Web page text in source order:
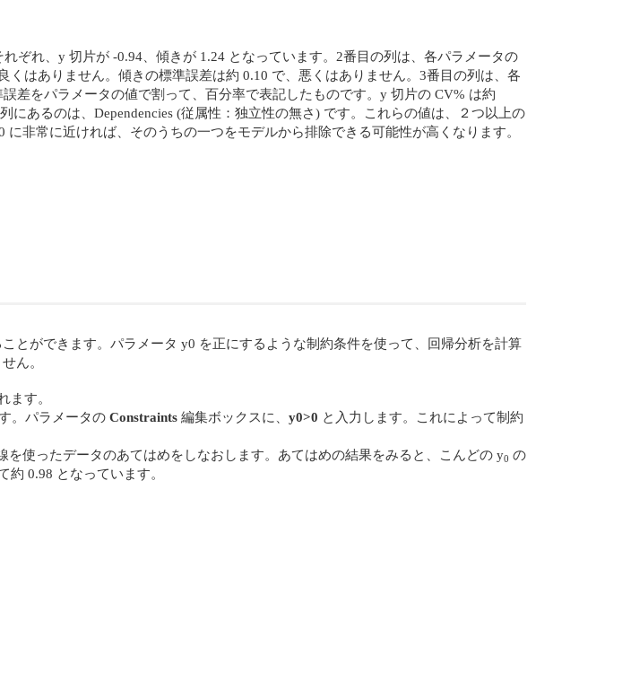
ぞれ、y 切片が -0.94、傾きが 1.24 となっています。2番目の列は、各パラメータの
はありません。傾きの標準誤差は約 0.10 で、悪くはありません。3番目の列は、各
差をパラメータの値で割って、百分率で表記したものです。y 切片の CV% は約
あるのは、Dependencies (従属性：独立性の無さ) です。これらの値は、２つ以上の
非常に近ければ、そのうちの一つをモデルから排除できる可能性が高くなります。
とができます。パラメータ y0 を正にするような制約条件を使って、回帰分析を計算
ん。
ます。
。パラメータの Constraints 編集ボックスに、 y0>0 と入力します。これによって制約
を使ったデータのあてはめをしなおします。あてはめの結果をみると、こんどの y0 の
0.98 となっています。